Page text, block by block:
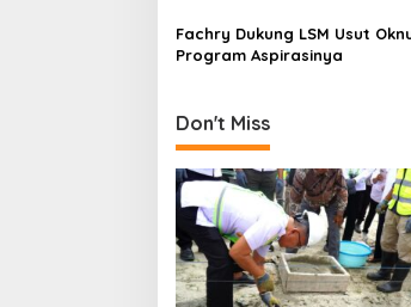
Fachry Dukung LSM Usut
Program Aspirasinya
Don't Miss